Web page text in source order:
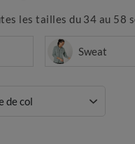
les tailles du 34 au 58
Sweat
de col